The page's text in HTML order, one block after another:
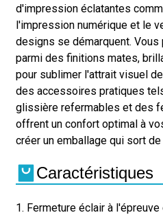
d'impression éclatantes
l'impression numérique et le
designs se démarquent.
parmi des finitions mates,
pour sublimer l'attrait visuel
des accessoires pratiques
glissière refermables et des
offrent un confort optimal à
créer un emballage qui sort
Caractéristiques
1. Fermeture éclair à